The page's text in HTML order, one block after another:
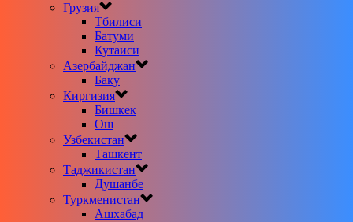
Грузия
Тбилиси
Батуми
Кутаиси
Азербайджан
Баку
Киргизия
Бишкек
Ош
Узбекистан
Ташкент
Таджикистан
Душанбе
Туркменистан
Ашхабад